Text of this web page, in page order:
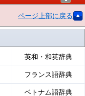
ページ上部に戻る
英和・和英辞典
フランス語辞典
ベトナム語辞典